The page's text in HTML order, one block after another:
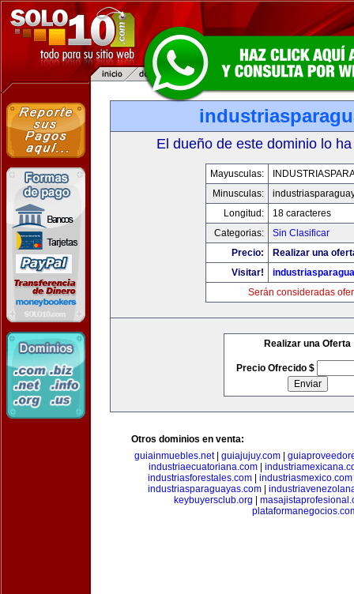
El dueño de este dominio lo
Mayusculas:
Minusculas:
Longitud:
18 caracteres
Categorias:
Sin Clasificar
Precio:
Realizar una
Visitar!
Serán consideradas
Realizar una Oferta
Precio Ofrecido $
Otros dominios en venta:
guiainmuebles.net| guiajujuy.com|
industriaecuatoriana.com|
industriasforestales.com
industriasmexico.com
industriasparaguayas.com
keybuyersclub.org